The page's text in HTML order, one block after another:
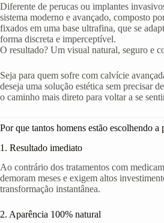
Diferente de perucas ou implantes
sistema moderno e avançado, composto
fixados em uma base ultrafina, que se
forma discreta e imperceptível.
O resultado? Um visual natural, seguro e
Seja para quem sofre com calvície
deseja uma solução estética sem precisar
o caminho mais direto para voltar a se
Por que tantos homens estão escolhendo a
1. Resultado imediato
Ao contrário dos tratamentos com
demoram meses e exigem altos
transformação instantânea.
2. Aparência 100% natural